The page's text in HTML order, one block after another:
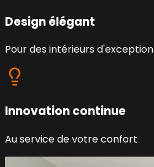
Design élégant
Pour des intérieurs d'exception
Innovation continue
Au service de votre confort